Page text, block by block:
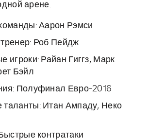
арене.
Аарон Рэмси
Роб Пейдж
игроки: Райан Гиггз, Марк
Бэйл
Полуфинал Евро-2016
Итан Ампаду, Неко
контратаки